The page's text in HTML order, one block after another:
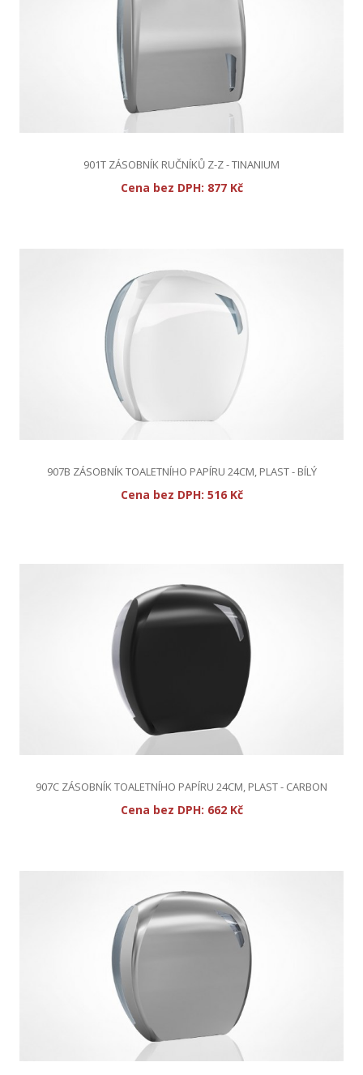
901T ZÁSOBNÍK RUČNÍKŮ Z-Z - TINANIUM
Cena bez DPH: 877 Kč
907B ZÁSOBNÍK TOALETNÍHO PAPÍRU 24CM, PLAST - BÍLÝ
Cena bez DPH: 516 Kč
907C ZÁSOBNÍK TOALETNÍHO PAPÍRU 24CM, PLAST - CARBON
Cena bez DPH: 662 Kč